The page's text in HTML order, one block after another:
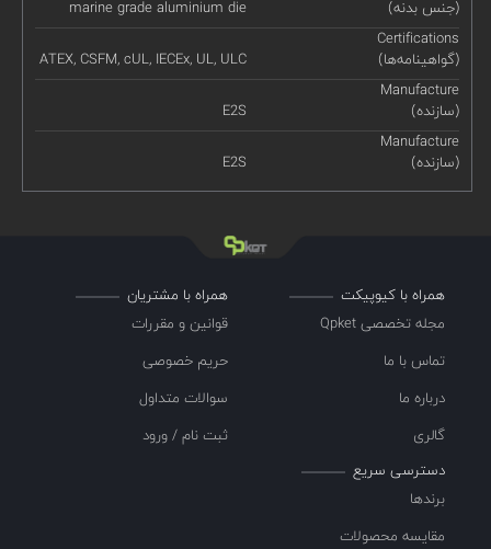
(جنس بدنه)
marine grade aluminium die
Certifications
(گواهینامه‌ها)
ATEX, CSFM, cUL, IECEx, UL, ULC
Manufacture
(سازنده)
E2S
Manufacture
(سازنده)
E2S
همراه با کیوپیکت
مجله تخصصی Qpket
تماس با ما
درباره ما
گالری
همراه با مشتریان
قوانین و مقررات
حریم خصوصی
سوالات متداول
ثبت نام / ورود
دسترسی سریع
برندها
مقایسه محصولات